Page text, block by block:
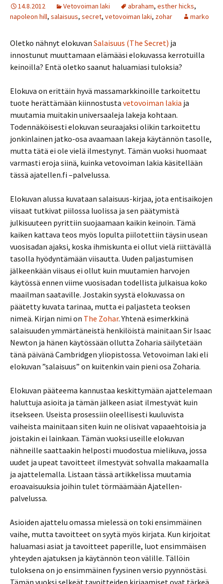
14.8.2012 Vetovoiman laki abraham, esther hicks,
napoleon hill, salaisuus, secret, vetovoiman laki, zohar marko
Oletko nähnyt elokuvan Salaisuus (The Secret) ja
innostunut muuttamaan elämääsi elokuvassa kerrotuilla
keinoilla? Entä oletko saanut haluamiasi tuloksia?
Elokuva on erittäin hyvä massamarkkinoille tarkoitettu
tuote herättämään kiinnostusta vetovoiman lakia ja
muutamia muitakin universaaleja lakeja kohtaan.
Todennäköisesti elokuvan seuraajaksi olikin tarkoitettu
jonkinlainen jatko-osa avaamaan lakeja käytännön tasolle,
mutta tätä ei ole vielä ilmestynyt. Tämän vuoksi huomaat
varmasti eroja siinä, kuinka vetovoiman lakia käsitellään
tässä ajatellen.fi –palvelussa.
Elokuvan alussa kuvataan salaisuus-kirjaa, jota entisaikojen
viisaat tutkivat piilossa luolissa ja sen päätymistä
julkisuuteen pyrittiin suojaamaan kaikin keinoin. Tämä
kaiken kattava teos myös lopulta piilotettiin täysin usean
vuosisadan ajaksi, koska ihmiskunta ei ollut vielä riittävällä
tasolla hyödyntämään viisautta. Uuden paljastumisen
jälkeenkään viisaus ei ollut kuin muutamien harvojen
käytössä ennen viime vuosisadan todellista julkaisua koko
maailman saataville. Jostakin syystä elokuvassa on
päätetty kuvata tarinaa, mutta ei paljasteta teoksen
nimeä. Kirjan nimi on The Zohar. Yhtenä esimerkkinä
salaisuuden ymmärtäneistä henkilöistä mainitaan Sir Isaac
Newton ja hänen käytössään ollutta Zoharia säilytetään
tänä päivänä Cambridgen yliopistossa. Vetovoiman laki eli
elokuvan ”salaisuus” on kuitenkin vain pieni osa Zoharia.
Elokuvan pääteema kannustaa keskittymään ajattelemaan
haluttuja asioita ja tämän jälkeen asiat ilmestyvät kuin
itsekseen. Useista prosessiin oleellisesti kuuluvista
vaiheista mainitaan siten kuin ne olisivat vapaaehtoisia ja
joistakin ei lainkaan. Tämän vuoksi useille elokuvan
nähneille saattaakin helposti muodostua mielikuva, jossa
uudet ja upeat tavoitteet ilmestyvät sohvalla makaamalla
ja ajattelemalla. Listaan tässä artikkelissa muutamia
eroavaisuuksia joihin tulet törmäämään Ajatellen-
palvelussa.
Asioiden ajattelu omassa mielessä on toki ensimmäinen
vaihe, mutta tavoitteet on syytä myös kirjata. Kun kirjoitat
haluamasi asiat ja tavoitteet paperille, luot ensimmäisen
yhteyden ajatuksen ja käytännön teon välille. Tällöin
tuloksena on jo ensimmäinen fyysinen versio pyynnöstäsi.
Tämän vuoksi selkeät tavoitteiden kirjaamiset ovat tärkeä